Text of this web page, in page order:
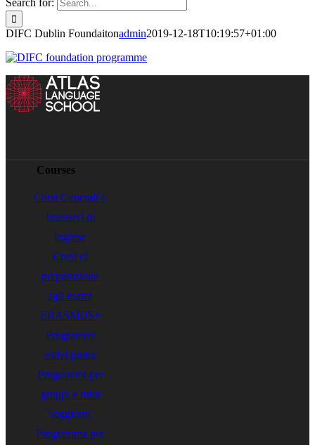
Search for:
DIFC Dublin Foundaitonadmin2019-12-18T10:19:57+01:00
Courses
Corsi Generali e
Intensivi di
Inglese
Corsi di
preparazione
agli esami
ERASMUS+
Programmi
estivi junior
Programmi per
gruppi e mini
soggiorni
Programma per